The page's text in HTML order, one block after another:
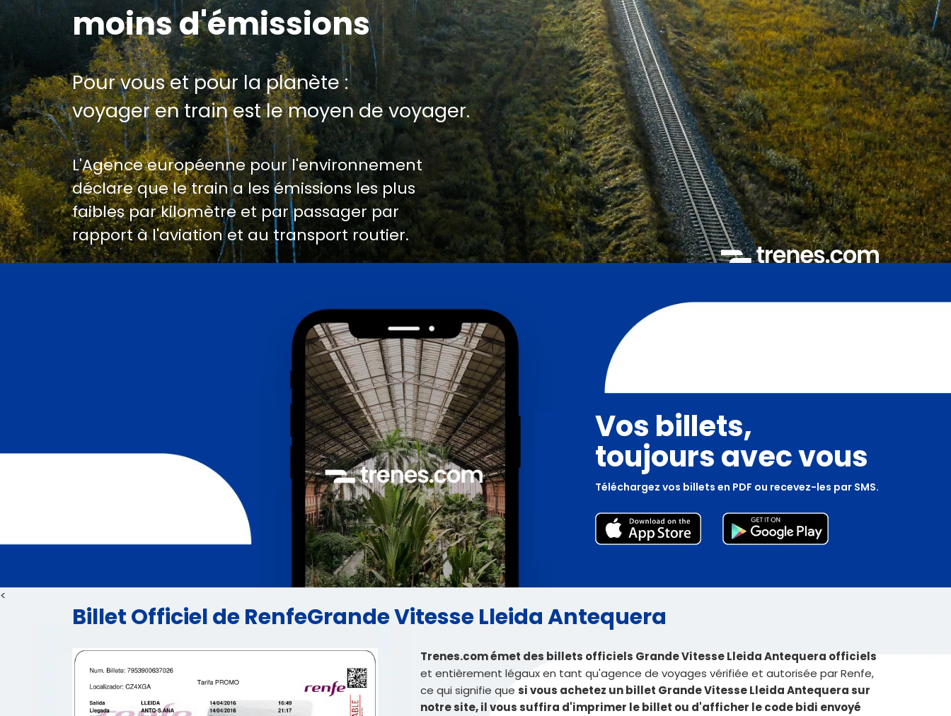
moins d'émissions
Pour vous et pour la planète :
voyager en train est le moyen de voyager.
L'Agence européenne pour l'environnement
déclare que le train a les émissions les plus
faibles par kilomètre et par passager par
rapport à l'aviation et au transport routier.
Vos billets,
toujours avec vous
Téléchargez vos billets en PDF ou recevez-les par SMS.
<
Billet Officiel de RenfeGrande Vitesse Lleida Antequera
Trenes.com émet des billets officiels Grande Vitesse Lleida Antequera officiels
et entièrement légaux en tant qu'agence de voyages vérifiée et autorisée par Renfe,
ce qui signifie que si vous achetez un billet Grande Vitesse Lleida Antequera sur
notre site, il vous suffira d'imprimer le billet ou d'afficher le code bidi envoyé